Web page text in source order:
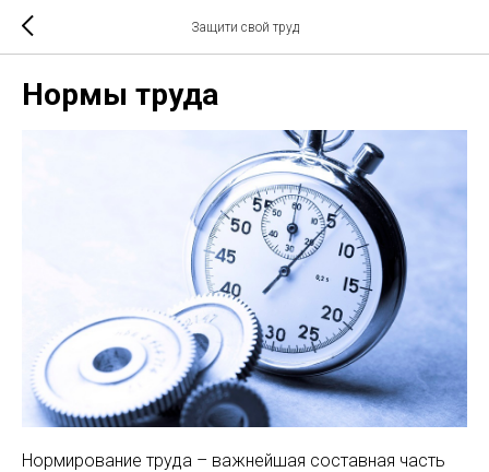
Защити свой труд
Нормы труда
Нормирование труда – важнейшая составная часть